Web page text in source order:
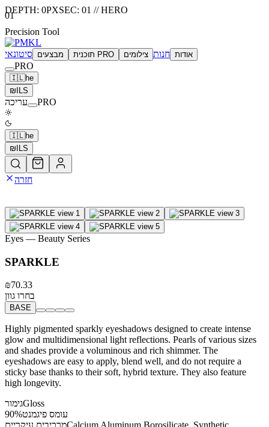
DEPTH: 0PXSEC: 01 //HERO
01
Precision Tool
חנות צילומים תוכנית PRO מבצעים סיטונאי אודות
PRO
🇮🇱he
₪ ILS
עריכה PRO
🇮🇱he
₪ ILS
חזרה
Eyes — Beauty Series
SPARKLE
₪70.33
בחרו גוון
BASE
Highly pigmented sparkly eyeshadows designed to create intense
glow and multidimensional light reflections. Pearls of various sizes
and shades provide a voluminous and rich shimmer. The
eyeshadows are easy to apply, blend well, and do not require a
sticky base thanks to their soft, hybrid texture. They also feature
high longevity.
גימורGloss
עומס פיגמנט90%